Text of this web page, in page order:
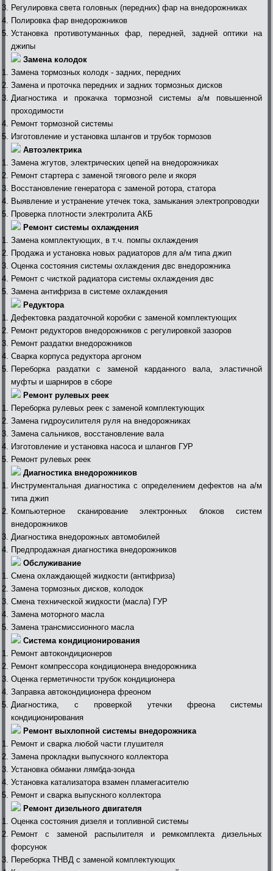
Регулировка света головных (передних) фар на внедорожниках
Полировка фар внедорожников
Установка противотуманных фар, передней, задней оптики на
джипы
Замена колодок
Замена тормозных колодк - задних, передних
Замена и проточка передних и задних тормозных дисков
Диагностика и прокачка тормозной системы а/м повышенной
проходимости
Ремонт тормозной системы
Изготовление и установка шлангов и трубок тормозов
Автоэлектрика
Замена жгутов, электрических цепей на внедорожниках
Ремонт стартера с заменой тягового реле и якоря
Восстановление генератора с заменой ротора, статора
Выявление и устранение утечек тока, замыкания электропроводки
Проверка плотности электролита АКБ
Ремонт системы охлаждения
Замена комплектующих, в т.ч. помпы охлаждения
Продажа и установка новых радиаторов для а/м типа джип
Оценка состояния системы охлаждения двс внедорожника
Ремонт с чисткой радиатора системы охлаждения двс
Замена антифриза в системе охлаждения
Редуктора
Дефектовка раздаточной коробки с заменой комплектующих
Ремонт редукторов внедорожников с регулировкой зазоров
Ремонт раздатки внедорожников
Сварка корпуса редуктора аргоном
Переборка раздатки с заменой карданного вала, эластичной
муфты и шарниров в сборе
Ремонт рулевых реек
Переборка рулевых реек с заменой комплектующих
Замена гидроусилителя руля на внедорожниках
Замена сальников, восстановление вала
Изготовление и установка насоса и шлангов ГУР
Ремонт рулевых реек
Диагностика внедорожников
Инструментальная диагностика с определением дефектов на а/м
типа джип
Компьютерное сканирование электронных блоков систем
внедорожников
Диагностика внедорожных автомобилей
Предпродажная диагностика внедорожников
Обслуживание
Смена охлаждающей жидкости (антифриза)
Замена тормозных дисков, колодок
Смена технической жидкости (масла) ГУР
Замена моторного масла
Замена трансмиссионного масла
Система кондиционирования
Ремонт автокондиционеров
Ремонт компрессора кондиционера внедорожника
Оценка герметичности трубок кондиционера
Заправка автокондиционера фреоном
Диагностика, с проверкой утечки фреона системы
кондиционирования
Ремонт выхлопной системы внедорожника
Ремонт и сварка любой части глушителя
Замена прокладки выпускного коллектора
Установка обманки лямбда-зонда
Установка катализатора взамен пламегасителю
Ремонт и сварка выпускного коллектора
Ремонт дизельного двигателя
Оценка состояния дизеля и топливной системы
Ремонт с заменой распылителя и ремкомплекта дизельных
форсунок
Переборка ТНВД с заменой комплектующих